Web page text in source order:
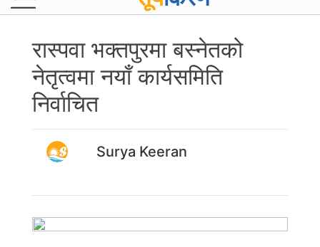
रास्पवा भक्तपुरमा बस्नेतको
नेतृत्वमा नयाँ कार्यसमिति
निर्वाचित
Surya Keeran